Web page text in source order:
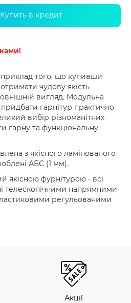
Купить в кредит
!
того, що купивши
чудову якість
вигляд. Модульна
гарнітур практично
вибір різноманітних
гарну та функціональну
​​з якісного ламінованого
АБС (1 мм).
якісною фурнітурою - всі
телескопічними напрямними
регульованими
Акції